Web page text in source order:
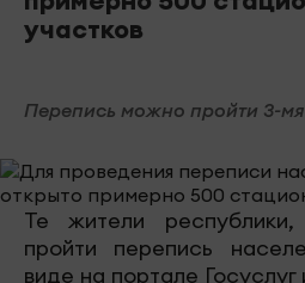
участков
Перепись можно пройти 3-
Те жители
пройти перепись
виде на портале Госуслуг